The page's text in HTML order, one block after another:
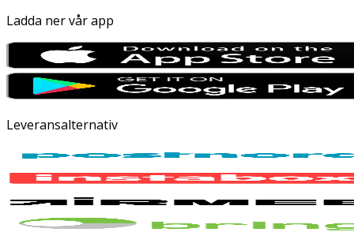
Ladda ner vår app
Leveransalternativ